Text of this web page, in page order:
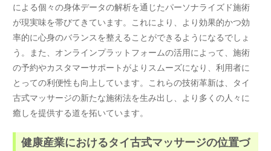
による個々の身体データの解析を通じたパーソナライズド施術
が現実味を帯びてきています。これにより、より効果的かつ効
率的に心身のバランスを整えることができるようになるでしょ
う。また、オンラインプラットフォームの活用によって、施術
の予約やカスタマーサポートがよりスムーズになり、利用者に
とっての利便性も向上しています。これらの技術革新は、タイ
古式マッサージの新たな施術法を生み出し、より多くの人々に
癒しを提供する道を拓いています。
健康産業におけるタイ古式マッサージの位置づ